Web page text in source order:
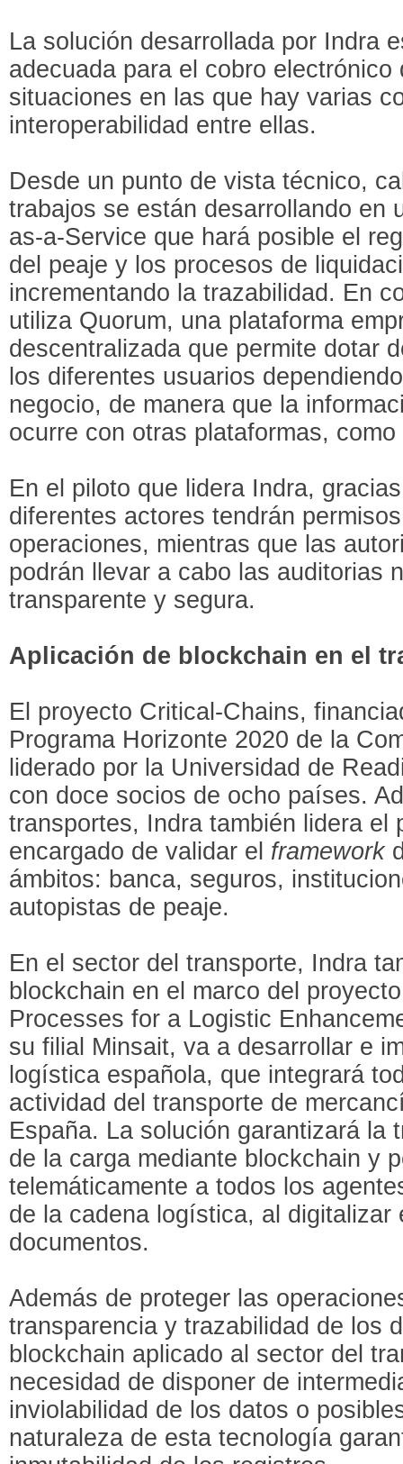
La solución desarrollada por Indra
adecuada para el cobro electrónico
situaciones en las que hay varias
interoperabilidad entre ellas.
Desde un punto de vista técnico,
trabajos se están desarrollando en
as-a-Service que hará posible el
del peaje y los procesos de
incrementando la trazabilidad. En
utiliza Quorum, una plataforma
descentralizada que permite dotar
los diferentes usuarios
negocio, de manera que la
ocurre con otras plataformas,
En el piloto que lidera Indra,
diferentes actores tendrán
operaciones, mientras que las
podrán llevar a cabo las auditorias
transparente y segura.
Aplicación de blockchain en el
El proyecto Critical-Chains,
Programa Horizonte 2020 de la
liderado por la Universidad de
con doce socios de ocho países.
transportes, Indra también lidera el
encargado de validar el framework
ámbitos: banca, seguros,
autopistas de peaje.
En el sector del transporte, Indra
blockchain en el marco del
Processes for a Logistic
su filial Minsait, va a desarrollar e
logística española, que integrará
actividad del transporte de
España. La solución garantizará la
de la carga mediante blockchain y
telemáticamente a todos los
de la cadena logística, al digitalizar
documentos.
Además de proteger las
transparencia y trazabilidad de los
blockchain aplicado al sector del
necesidad de disponer de
inviolabilidad de los datos o
naturaleza de esta tecnología